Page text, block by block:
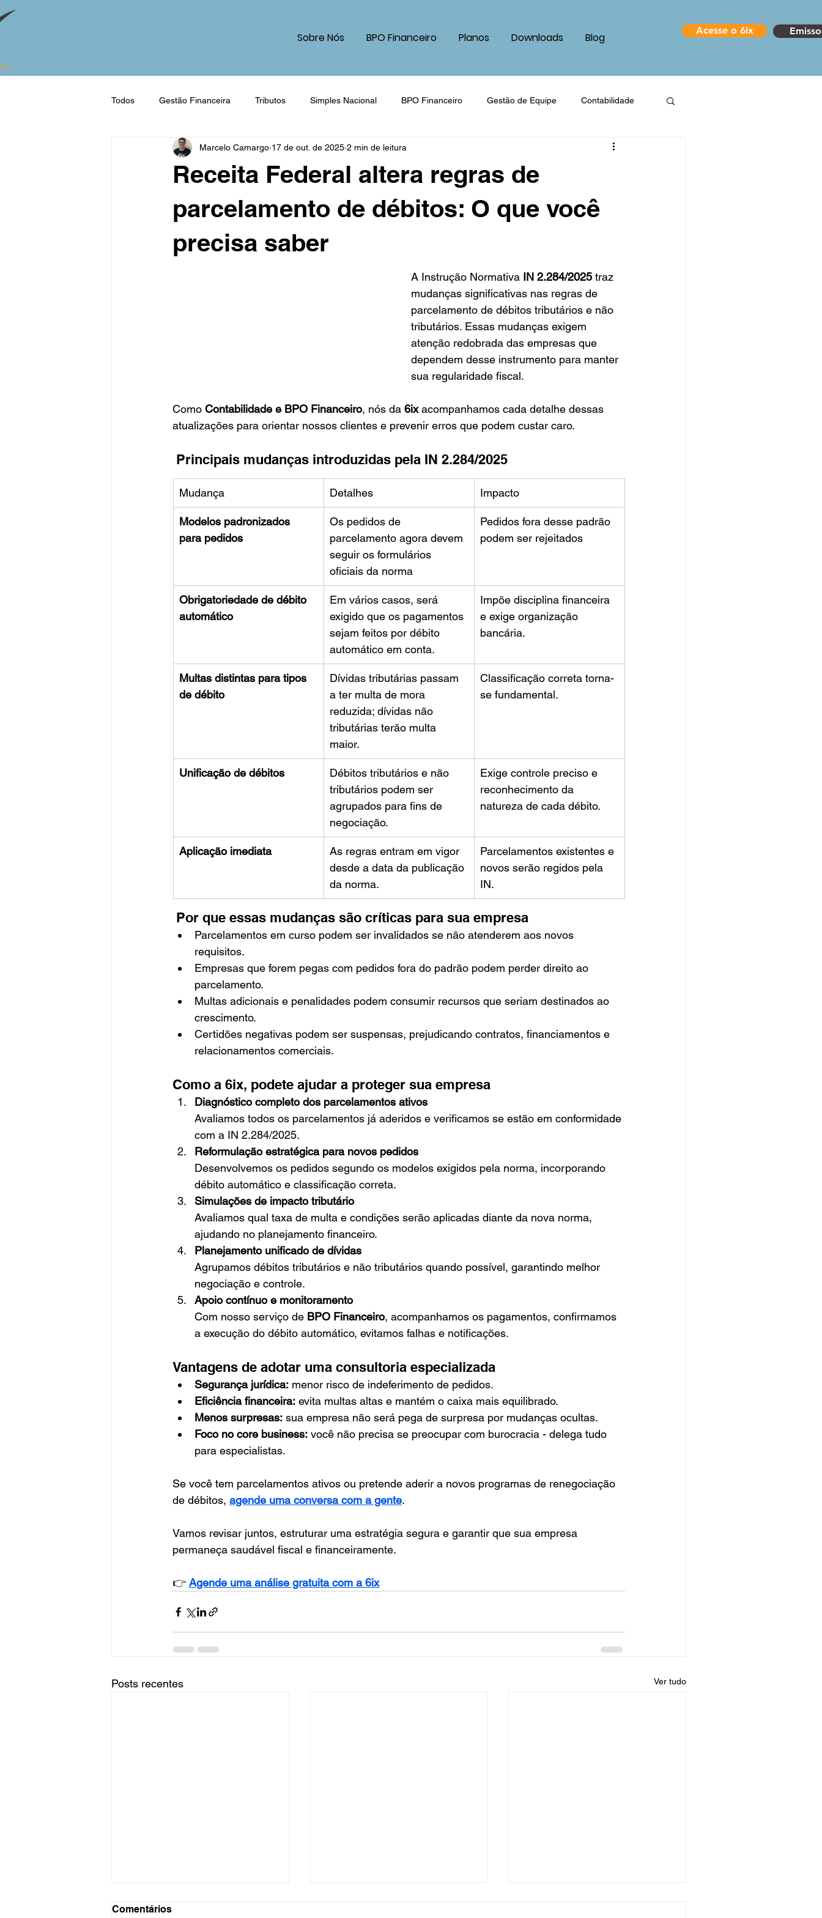
Sobre Nós BPO Financeiro Planos Downloads Blog
Acesse o 6ix
Todos Gestão Financeira Tributos Simples Nacional BPO Financeiro Gestão de Equipe Contabilidade
Pessoa Física MEI Lucro Presumido Lucro Real Indústria
Departamento Pessoal Abertura de Empresa
Empreendedorismo
Receita Federal altera regras de
parcelamento de débitos: O que você
precisa saber
Marcelo Camargo 17 de out. de 2025 2 min de leitura
A Instrução Normativa IN 2.284/2025 traz
mudanças significativas nas regras de
parcelamento de débitos tributários e não
tributários. Essas mudanças exigem
atenção redobrada das empresas que
dependem desse instrumento para manter
sua regularidade fiscal.
Como Contabilidade e BPO Financeiro, nós da 6ix acompanhamos cada detalhe dessas
atualizações para orientar nossos clientes e prevenir erros que podem custar caro.
Principais mudanças introduzidas pela IN 2.284/2025
Mudança Detalhes Impacto
Modelos padronizados
para pedidos
Os pedidos de
parcelamento agora devem
seguir os formulários
oficiais da norma
Pedidos fora desse padrão
podem ser rejeitados
Obrigatoriedade de débito
automático
Em vários casos, será
exigido que os pagamentos
sejam feitos por débito
automático em conta.
Impõe disciplina financeira
e exige organização
bancária.
Multas distintas para tipos
de débito
Dívidas tributárias passam
a ter multa de mora
reduzida; dívidas não
tributárias terão multa
maior.
Classificação correta torna-
se fundamental.
Unificação de débitos
Débitos tributários e não
tributários podem ser
agrupados para fins de
negociação.
Exige controle preciso e
reconhecimento da
natureza de cada débito.
Aplicação imediata
As regras entram em vigor
desde a data da publicação
da norma.
Parcelamentos existentes e
novos serão regidos pela
IN.
Por que essas mudanças são críticas para sua empresa
Parcelamentos em curso podem ser invalidados se não atenderem aos novos
requisitos.
Empresas que forem pegas com pedidos fora do padrão podem perder direito ao
parcelamento.
Multas adicionais e penalidades podem consumir recursos que seriam destinados ao
crescimento.
Certidões negativas podem ser suspensas, prejudicando contratos, financiamentos e
relacionamentos comerciais.
Como a 6ix, podete ajudar a proteger sua empresa
Diagnóstico completo dos parcelamentos ativos
Avaliamos todos os parcelamentos já aderidos e verificamos se estão em conformidade
com a IN 2.284/2025.
Reformulação estratégica para novos pedidos
Desenvolvemos os pedidos segundo os modelos exigidos pela norma, incorporando
débito automático e classificação correta.
Simulações de impacto tributário
Avaliamos qual taxa de multa e condições serão aplicadas diante da nova norma,
ajudando no planejamento financeiro.
Planejamento unificado de dívidas
Agrupamos débitos tributários e não tributários quando possível, garantindo melhor
negociação e controle.
Apoio contínuo e monitoramento
Com nosso serviço de BPO Financeiro, acompanhamos os pagamentos, confirmamos
a execução do débito automático, evitamos falhas e notificações.
Vantagens de adotar uma consultoria especializada
Segurança jurídica: menor risco de indeferimento de pedidos.
Eficiência financeira: evita multas altas e mantém o caixa mais equilibrado.
Menos surpresas: sua empresa não será pega de surpresa por mudanças ocultas.
Foco no core business: você não precisa se preocupar com burocracia - delega tudo
para especialistas.
Se você tem parcelamentos ativos ou pretende aderir a novos programas de renegociação
de débitos, agende uma conversa com a gente.
Vamos revisar juntos, estruturar uma estratégia segura e garantir que sua empresa
permaneça saudável fiscal e financeiramente.
👉 Agende uma análise gratuita com a 6ix
Posts recentes Ver tudo
Comentários